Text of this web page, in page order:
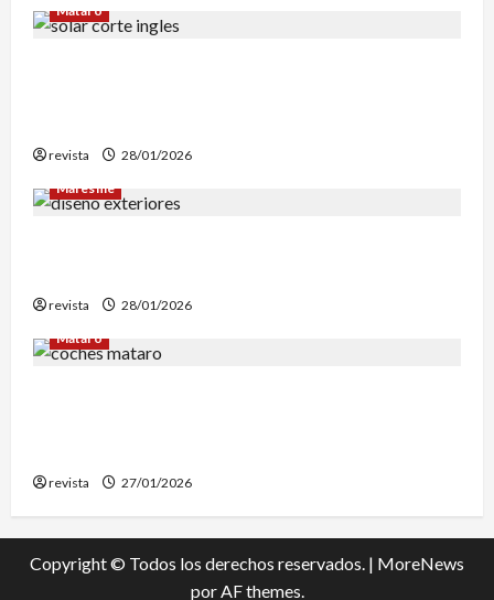
Mataró
revista
28/01/2026
Maresme
revista
28/01/2026
Mataró
revista 27/01/2026
Copyright © Todos los derechos reservados. | MoreNews
por AF themes.